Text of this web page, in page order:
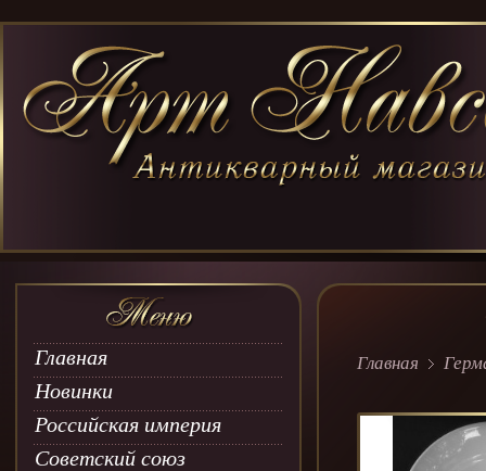
Главная
Новинки
Российская империя
Советский союз
Главная